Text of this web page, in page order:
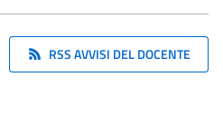
RSS AVVISI DEL DOCENTE